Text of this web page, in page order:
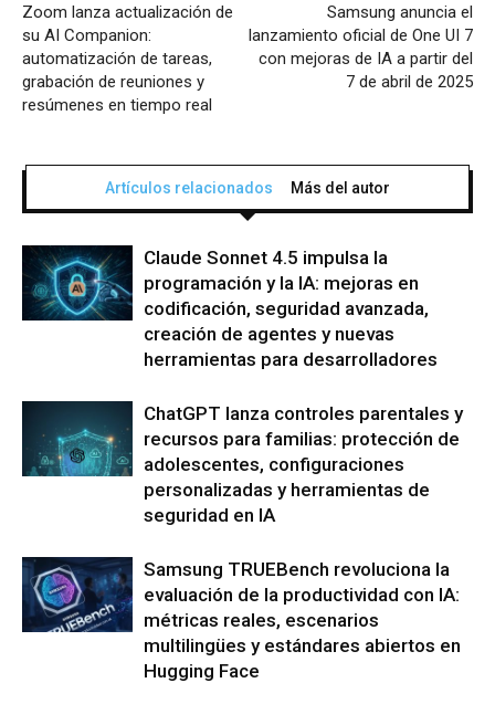
Zoom lanza actualización de
su AI Companion:
automatización de tareas,
grabación de reuniones y
resúmenes en tiempo real
Samsung anuncia el
lanzamiento oficial de One UI 7
con mejoras de IA a partir del
7 de abril de 2025
Artículos relacionados Más del autor
Claude Sonnet 4.5 impulsa la
programación y la IA: mejoras en
codificación, seguridad avanzada,
creación de agentes y nuevas
herramientas para desarrolladores
ChatGPT lanza controles parentales y
recursos para familias: protección de
adolescentes, configuraciones
personalizadas y herramientas de
seguridad en IA
Samsung TRUEBench revoluciona la
evaluación de la productividad con IA:
métricas reales, escenarios
multilingües y estándares abiertos en
Hugging Face